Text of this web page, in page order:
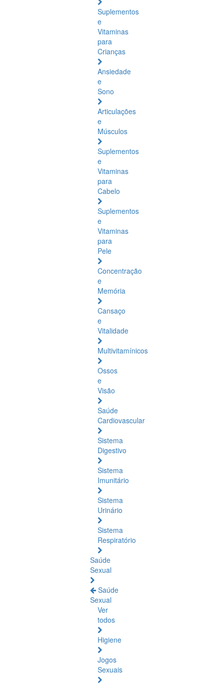
Suplementos
e
Vitaminas
para
Crianças
Ansiedade
e
Sono
Articulações
e
Músculos
Suplementos
e
Vitaminas
para
Cabelo
Suplementos
e
Vitaminas
para
Pele
Concentração
e
Memória
Cansaço
e
Vitalidade
Multivitamínicos
Ossos
e
Visão
Saúde
Cardiovascular
Sistema
Digestivo
Sistema
Imunitário
Sistema
Urinário
Sistema
Respiratório
Saúde
Sexual
Saúde
Sexual
Ver
todos
Higiene
Jogos
Sexuais